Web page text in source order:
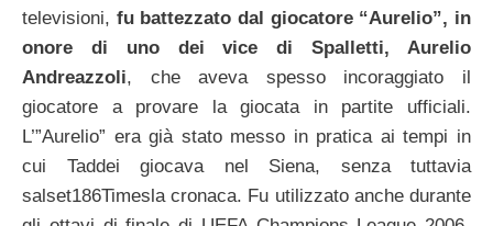
televisioni, fu battezzato dal giocatore “Aurelio”, in
onore di uno dei vice di Spalletti, Aurelio
Andreazzoli, che aveva spesso incoraggiato il
giocatore a provare la giocata in partite ufficiali.
L’”Aurelio” era già stato messo in pratica ai tempi in
cui Taddei giocava nel Siena, senza tuttavia
salset186Timesla cronaca. Fu utilizzato anche durante